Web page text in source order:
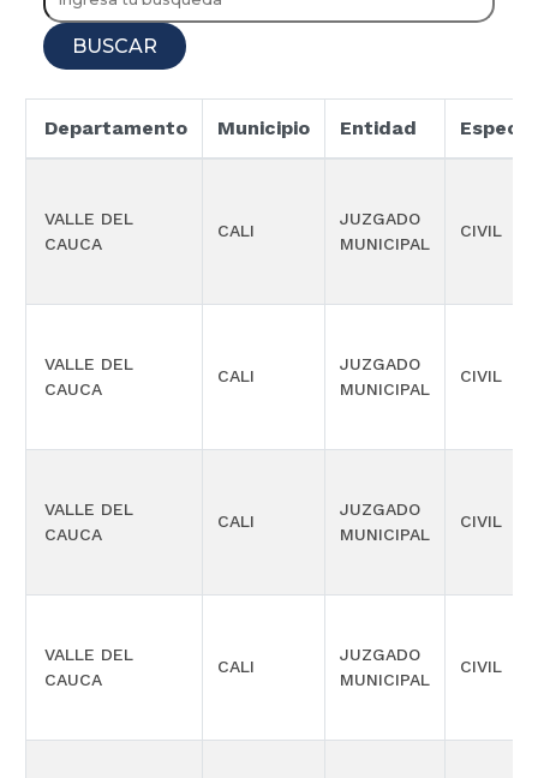
BUSCAR
Departamento Municipio Entidad
VALLE DEL
CAUCA
CALI
JUZGADO
MUNICIPAL
CIVIL
VALLE DEL
CAUCA
CALI
JUZGADO
MUNICIPAL
CIVIL
VALLE DEL
CAUCA
CALI
JUZGADO
MUNICIPAL
CIVIL
VALLE DEL
CAUCA
CALI
JUZGADO
MUNICIPAL
CIVIL